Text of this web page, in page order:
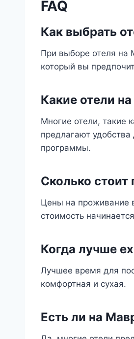
FAQ
Как выбрать
При выборе отеля на
который вы
Какие отели
Многие отели, такие
предлагают
программы.
Сколько
Цены на проживание
стоимость
Когда лучше
Лучшее время для
комфортная и сухая.
Есть ли на